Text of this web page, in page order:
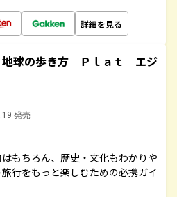
詳細を見る
球の歩き方 Ｐｌａｔ エジ
発売
もちろん、歴史・文化もわかりや
行をもっと楽しむための必携ガイ